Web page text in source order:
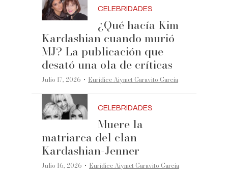
CELEBRIDADES
¿Qué hacía Kim
Kardashian cuando murió
MJ? La publicación que
desató una ola de críticas
Julio 17, 2026 ·Eurídice Aiymet Garavito García
CELEBRIDADES
Muere la
matriarca del clan
Kardashian-Jenner
Julio 16, 2026 ·Eurídice Aiymet Garavito García